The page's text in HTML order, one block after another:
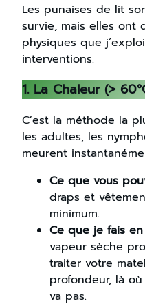
Les punaises de lit
survie, mais elles ont
physiques que
interventions.
1. La Chaleur (>
C’est la méthode la
les adultes, les
meurent
Ce que vous
draps et
minimum.
Ce que je fais
vapeur sèche
traiter votre
profondeur, là
va pas.